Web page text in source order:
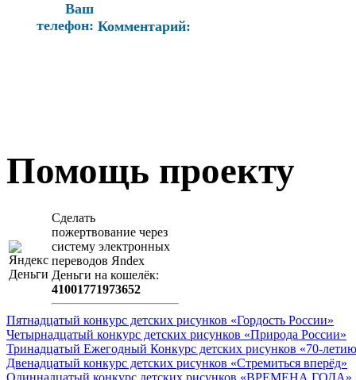
Ваш
телефон: Комментарий:
Помощь проекту
Сделать
пожертвование через
систeму элeктронных
пeрeводов Яndex
Деньги на кошeлёк:
41001771973652
Пятнадцатый конкурс детских рисунков «Гордость России»
Четырнадцатый конкурс детских рисунков «Природа России»
Тринадцатый Ежегодный Конкурс детских рисунков «70-
Двенадцатый конкурс детских рисунков «Стремиться вперёд»